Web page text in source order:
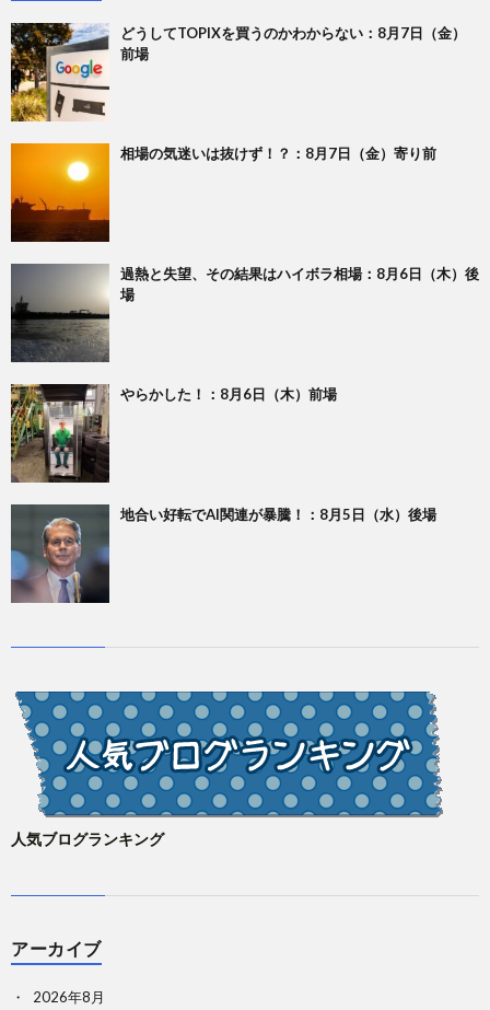
どうしてTOPIXを買うのかわからない：8月7日（金）
前場
相場の気迷いは抜けず！？：8月7日（金）寄り前
過熱と失望、その結果はハイボラ相場：8月6日（木）後
場
やらかした！：8月6日（木）前場
地合い好転でAI関連が暴騰！：8月5日（水）後場
人気ブログランキング
アーカイブ
2026年8月